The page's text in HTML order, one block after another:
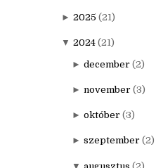
2025 (21)
2024 (21)
► december (2)
► november (3)
► október (3)